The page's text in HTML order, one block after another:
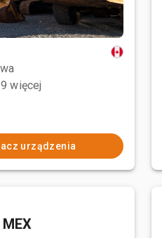
więcej
urządzenia